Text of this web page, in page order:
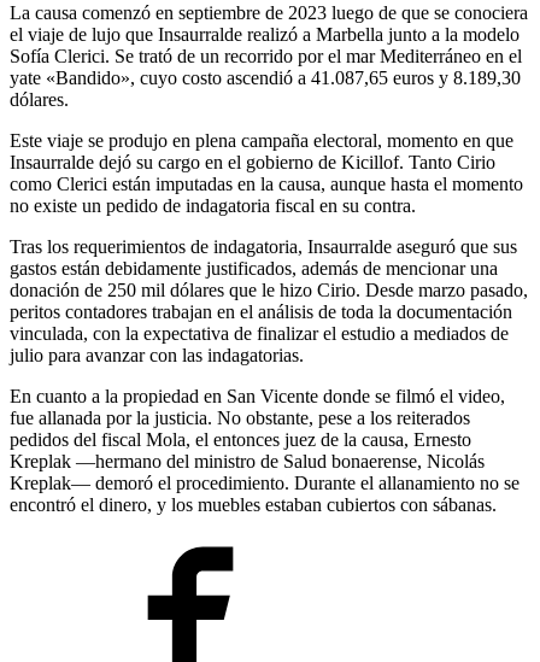
La causa comenzó en septiembre de 2023 luego de que se conociera
el viaje de lujo que Insaurralde realizó a Marbella junto a la modelo
Sofía Clerici. Se trató de un recorrido por el mar Mediterráneo en el
yate «Bandido», cuyo costo ascendió a 41.087,65 euros y 8.189,30
dólares.
Este viaje se produjo en plena campaña electoral, momento en que
Insaurralde dejó su cargo en el gobierno de Kicillof. Tanto Cirio
como Clerici están imputadas en la causa, aunque hasta el momento
no existe un pedido de indagatoria fiscal en su contra.
Tras los requerimientos de indagatoria, Insaurralde aseguró que sus
gastos están debidamente justificados, además de mencionar una
donación de 250 mil dólares que le hizo Cirio. Desde marzo pasado,
peritos contadores trabajan en el análisis de toda la documentación
vinculada, con la expectativa de finalizar el estudio a mediados de
julio para avanzar con las indagatorias.
En cuanto a la propiedad en San Vicente donde se filmó el video,
fue allanada por la justicia. No obstante, pese a los reiterados
pedidos del fiscal Mola, el entonces juez de la causa, Ernesto
Kreplak —hermano del ministro de Salud bonaerense, Nicolás
Kreplak— demoró el procedimiento. Durante el allanamiento no se
encontró el dinero, y los muebles estaban cubiertos con sábanas.